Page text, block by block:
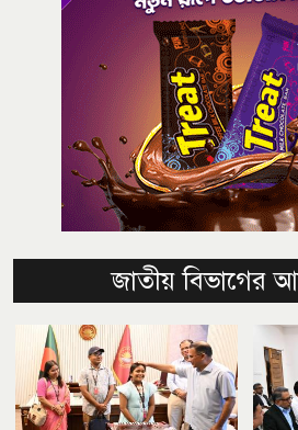
জাতীয় বিভাগের